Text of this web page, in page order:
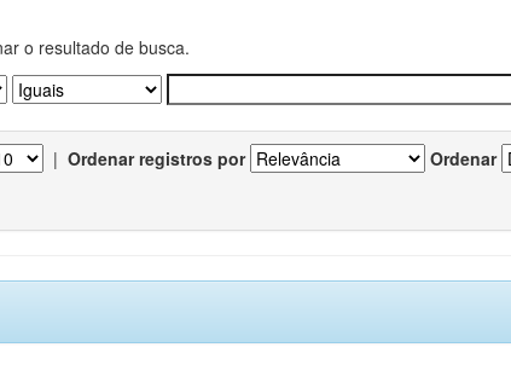
o resultado de busca.
| Ordenar registros por Ordenar